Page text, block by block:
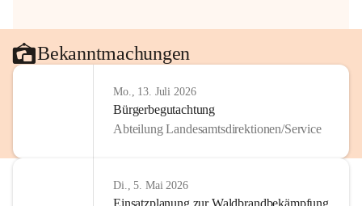
Bekanntmachungen
Mo., 13. Juli 2026
Bürgerbegutachtung
Abteilung Landesamtsdirektionen/Service
Di., 5. Mai 2026
Einsatzplanung zur Waldbrandbekämpfung